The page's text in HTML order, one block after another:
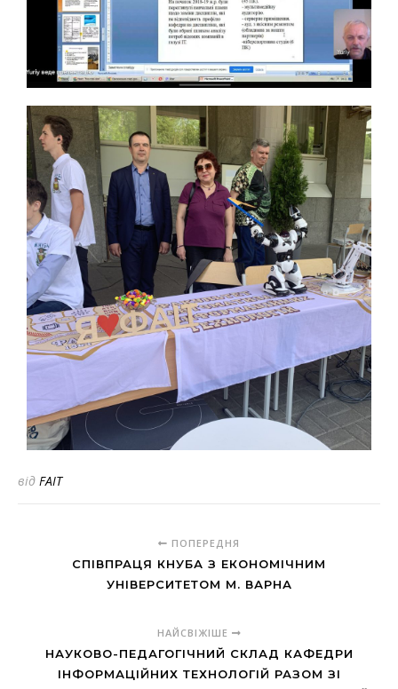
від FAIT
ПОПЕРЕДНЯ
СПІВПРАЦЯ КНУБА З ЕКОНОМІЧНИМ
УНІВЕРСИТЕТОМ М. ВАРНА
НАЙСВІЖІШЕ
НАУКОВО-ПЕДАГОГІЧНИЙ СКЛАД КАФЕДРИ
ІНФОРМАЦІЙНИХ ТЕХНОЛОГІЙ РАЗОМ ЗІ